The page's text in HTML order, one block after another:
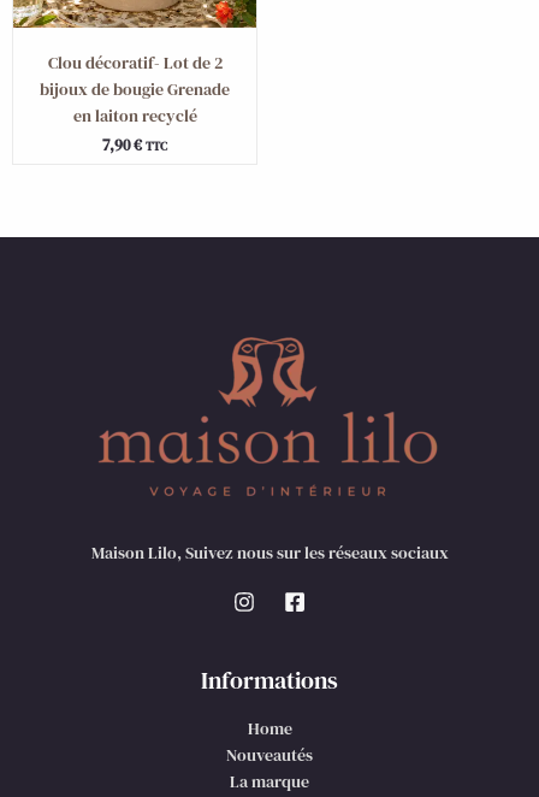
Clou décoratif- Lot de 2
bijoux de bougie Grenade
en laiton recyclé
7,90€ TTC
Maison Lilo, Suivez nous sur les réseaux sociaux
Informations
Home
Nouveautés
La marque